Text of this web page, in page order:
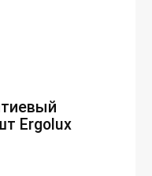
Ergolux